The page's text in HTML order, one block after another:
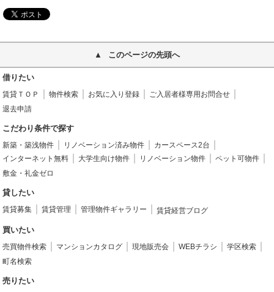
このページの先頭へ
借りたい
賃貸ＴＯＰ 物件検索 お気に入り登録
ご入居者様専用お問合せ
退去申請
こだわり条件で探す
新築・築浅物件 リノベーション済み物件
カースペース2台
インターネット無料
大学生向け物件 リノベーション物件
ペット可物件
敷金・礼金ゼロ
貸したい
賃貸募集 賃貸管理 管理物件ギャラリー 賃貸経営ブログ
買いたい
売買物件検索 マンションカタログ 現地販売会 WEBチラシ
学区検索
町名検索
売りたい